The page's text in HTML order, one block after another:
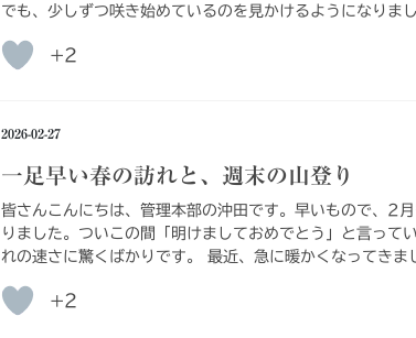
でも、少しずつ咲き始めているのを見かけるようになりま
+2
2026-02-27
一足早い春の訪れと、週末の山登り
皆さんこんにちは、管理本部の沖田です。早いもので、2
りました。ついこの間「明けましておめでとう」と言って
れの速さに驚くばかりです。 最近、急に暖かくなってき
+2